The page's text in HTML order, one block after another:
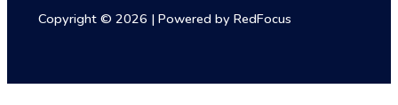
Copyright © 2026 | Powered by RedFocus